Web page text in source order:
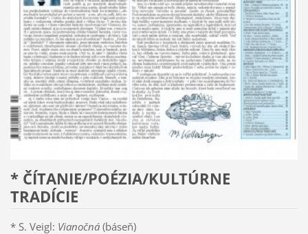
* ČÍTANIE/POÉZIA/KULTÚRNE
TRADÍCIE
* S. Veigl: Vianočná (báseň)